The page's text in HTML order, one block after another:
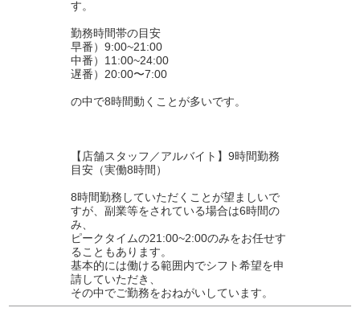
す。
勤務時間帯の目安
早番）9:00~21:00
中番）11:00~24:00
遅番）20:00〜7:00
の中で8時間動くことが多いです。
【店舗スタッフ／アルバイト】9時間勤務
目安（実働8時間）
8時間勤務していただくことが望ましいで
すが、副業等をされている場合は6時間の
み、
ピークタイムの21:00~2:00のみをお任せす
ることもあります。
基本的には働ける範囲内でシフト希望を申
請していただき、
その中でご勤務をおねがいしています。